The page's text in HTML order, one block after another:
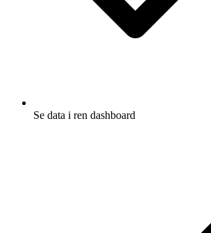
Se data i ren dashboard